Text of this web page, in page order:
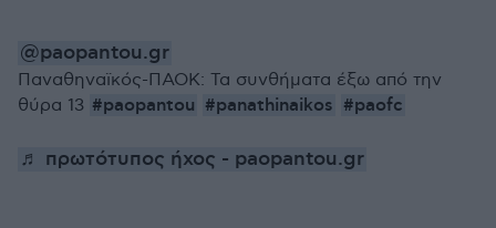
@paopantou.gr
Παναθηναϊκός-ΠΑΟΚ: Τα συνθήματα έξω από την
θύρα 13 #paopantou #panathinaikos #paofc
♬ πρωτότυπος ήχος - paopantou.gr